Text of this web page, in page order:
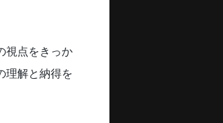
視点をきっか
理解と納得を